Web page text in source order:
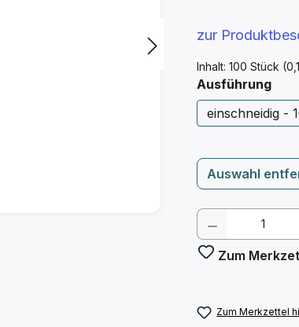
Inhalt: 100 Stück
zur
Ausführung
einschneidig -
Auswahl
Produkt
Zum
Zum Merkzettel